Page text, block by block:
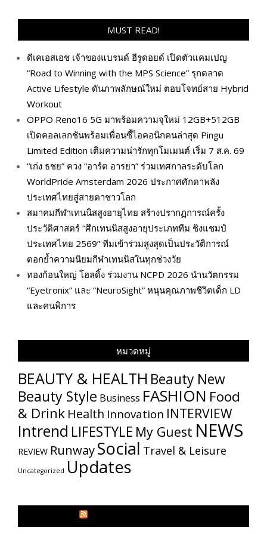
MUST READ!
ดีเคเอสเอช เจ้าของแบรนด์ ฮีรูดอยด์ เปิดตัวแคมเปญ
“Road to Winning with the MPS Science” รุกตลาด
Active Lifestyle ดันภาพลักษณ์ใหม่ ตอบโจทย์สาย Hybrid
Workout
OPPO Reno16 5G มาพร้อมความจุใหม่ 12GB+512GB
เปิดคอลเลกชันพร้อมเพื่อนซี้ไอคอนิกคนล่าสุด Pingu
Limited Edition เติมความน่ารักทุกโมเมนต์ เริ่ม 7 ส.ค. 69
“เก่ง ธชย” ควง “อาร์ต อารยา” ร่วมเทศกาลระดับโลก
WorldPride Amsterdam 2026 ประกาศศักดาพลัง
ประเทศไทยสู่สายตาชาวโลก
สมาคมกีฬาเทนนิสสูงอายุไทย สร้างปรากฏการณ์ครั้ง
ประวัติศาสตร์ “ศึกเทนนิสสูงอายุประเภททีม ชิงแชมป์
ประเทศไทย 2569” ทีมเข้าร่วมสูงสุดเป็นประวัติการณ์
ตอกย้ำความนิยมกีฬาเทนนิสในทุกช่วงวัย
ทองก้อนใหญ่ โฮลดิ้ง ร่วมงาน NCPD 2026 นำนวัตกรรม
“Eyetronix” และ “NeuroSight” หนุนคุณภาพชีวิตเด็ก LD
และคนพิการ
หมวดหมู่
BEAUTY & HEALTH Beauty New
Beauty Style Business FASHION Food
& Drink Health Innovation INTERVIEW
Intrend LIFESTYLE My​ Guest NEWS
REVIEW RunwaySocial Travel & Leisure
Uncategorized Updates